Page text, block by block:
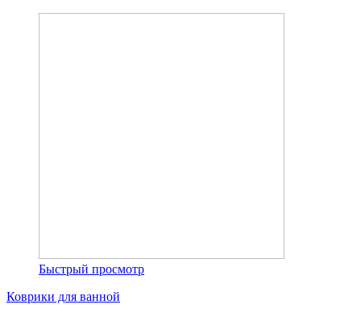
Быстрый просмотр
Коврики для ванной